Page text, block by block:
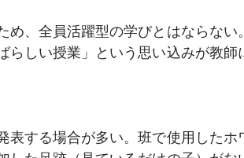
、全員活躍型の学びとはならない
らしい授業」という思い込みが教師
する場合が多い。班で使用したホ